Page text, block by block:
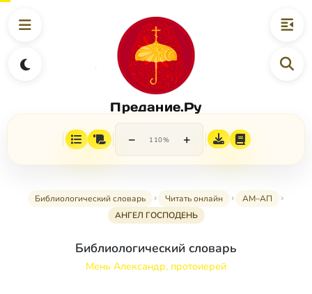
Предание.Ру
− 110% +
Библиологический словарь Читать онлайн
АМ–АП
АНГЕЛ ГОСПОДЕНЬ
Библиологический словарь
Мень Александр, протоиерей